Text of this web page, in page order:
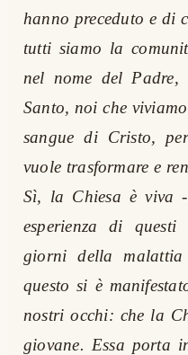
hanno preceduto e di
tutti siamo la
nel nome del
Santo, noi che
sangue di Cristo,
vuole trasformare e
Sì, la Chiesa è viva
esperienza di
giorni della
questo si è
nostri occhi: che la
giovane. Essa porta